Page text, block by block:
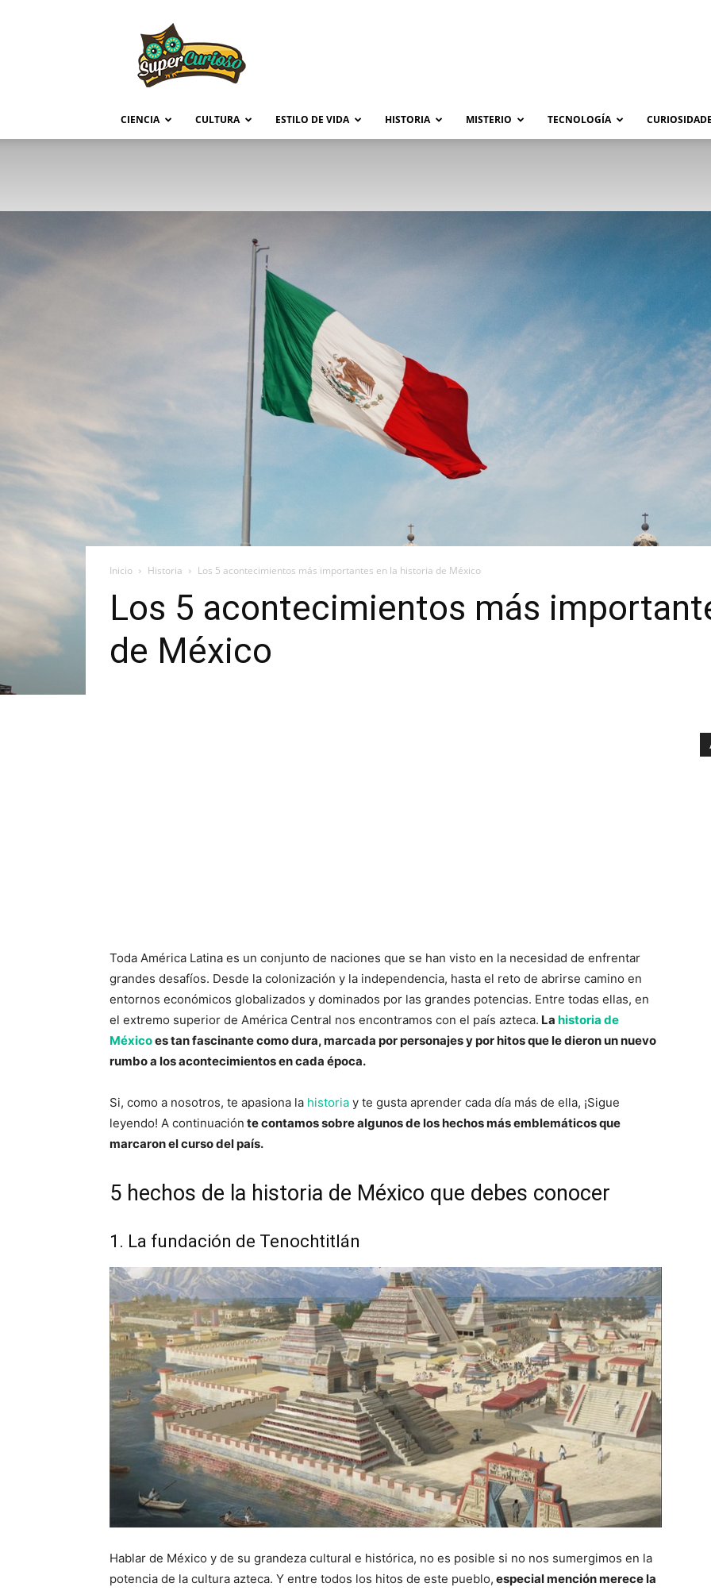
CIENCIA CULTURA ESTILO DE VIDA HISTORIA MISTERIO TECNOLOGÍA
Inicio Historia Los 5 acontecimientos más importantes en la historia de México
Los 5 acontecimientos más
de México
Toda América Latina es un conjunto de naciones que se han visto en la necesidad de enfrentar
grandes desafíos. Desde la colonización y la independencia, hasta el reto de abrirse camino en
entornos económicos globalizados y dominados por las grandes potencias. Entre todas ellas, en
el extremo superior de América Central nos encontramos con el país azteca. La historia de
Méxicoes tan fascinante como dura, marcada por personajes y por hitos que le dieron un nuevo
rumbo a los acontecimientos en cada época.
Si, como a nosotros, te apasiona la historia y te gusta aprender cada día más de ella, ¡Sigue
leyendo! A continuación te contamos sobre algunos de los hechos más emblemáticos que
marcaron el curso del país.
5 hechos de la historia de México que debes conocer
1. La fundación de Tenochtitlán
Hablar de México y de su grandeza cultural e histórica, no es posible si no nos sumergimos en la
potencia de la cultura azteca. Y entre todos los hitos de este pueblo, especial mención merece la